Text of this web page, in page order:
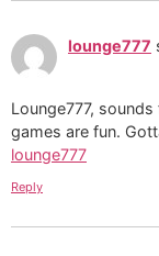
lounge777
Lounge777,
games are fun.
lounge777
Reply